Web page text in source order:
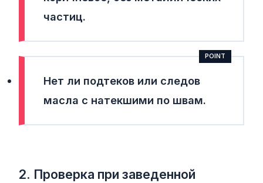
частиц.
Нет ли подтеков или следов
масла с натекшими по швам.
2. Проверка при заведенной